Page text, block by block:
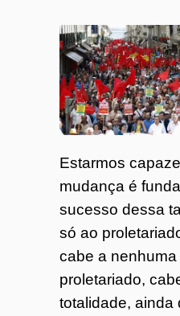
Estarmos
mudança é
sucesso dessa
só ao
cabe a nenhuma
proletariado,
totalidade, ainda